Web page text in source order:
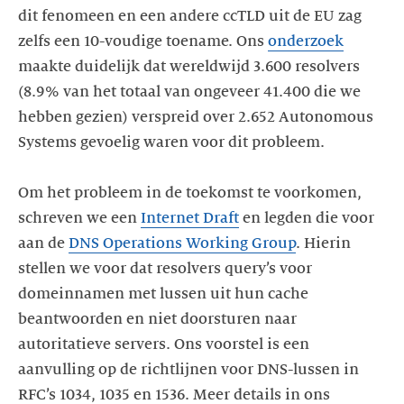
dit fenomeen en een andere ccTLD uit de EU zag
zelfs een 10-voudige toename. Ons onderzoek
maakte duidelijk dat wereldwijd 3.600 resolvers
(8.9% van het totaal van ongeveer 41.400 die we
hebben gezien) verspreid over 2.652 Autonomous
Systems gevoelig waren voor dit probleem.
Om het probleem in de toekomst te voorkomen,
schreven we een Internet Draft en legden die voor
aan de DNS Operations Working Group. Hierin
stellen we voor dat resolvers query’s voor
domeinnamen met lussen uit hun cache
beantwoorden en niet doorsturen naar
autoritatieve servers. Ons voorstel is een
aanvulling op de richtlijnen voor DNS-lussen in
RFC’s 1034, 1035 en 1536. Meer details in ons